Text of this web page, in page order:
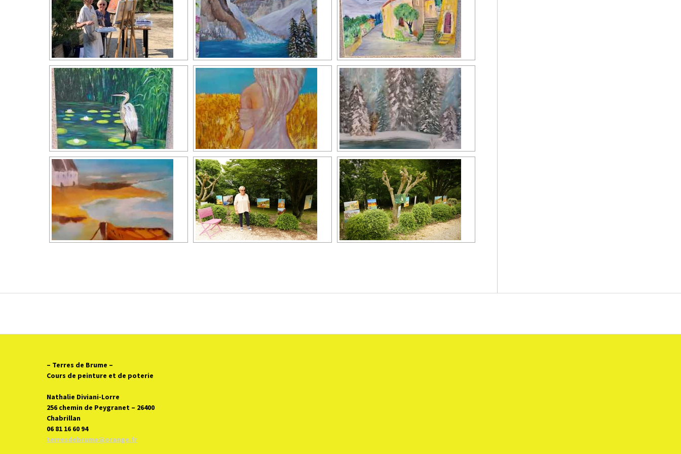
– Terres de Brume –
Cours de peinture et de poterie
Nathalie Diviani-Lorre
256 chemin de Peygranet – 26400
Chabrillan
06 81 16 60 94
terresdebrume@orange.fr